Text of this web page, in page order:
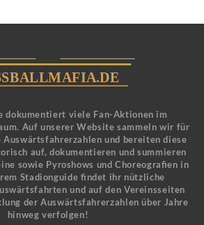
dokumentiert viele Fan-Aktionen im
Auf unserer Website sammeln wir für
Auswärtsfahrerzahlen und bereiten diese
auf, dokumentieren und summieren
sowie Pyroshows und Choreografien in
Stadionguide findet ihr nützliche
und auf den Vereinsseiten
der Auswärtsfahrerzahlen über Jahre
hinweg verfolgen!